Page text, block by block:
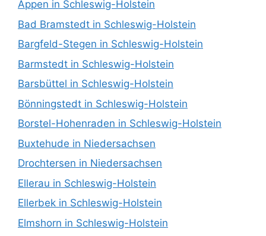
Appen in Schleswig-Holstein
Bad Bramstedt in Schleswig-Holstein
Bargfeld-Stegen in Schleswig-Holstein
Barmstedt in Schleswig-Holstein
Barsbüttel in Schleswig-Holstein
Bönningstedt in Schleswig-Holstein
Borstel-Hohenraden in Schleswig-Holstein
Buxtehude in Niedersachsen
Drochtersen in Niedersachsen
Ellerau in Schleswig-Holstein
Ellerbek in Schleswig-Holstein
Elmshorn in Schleswig-Holstein